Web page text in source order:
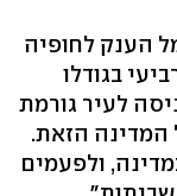
הענק לחופיה
בגודלו
לעיר גורמת
הזאת.
ולפעמים